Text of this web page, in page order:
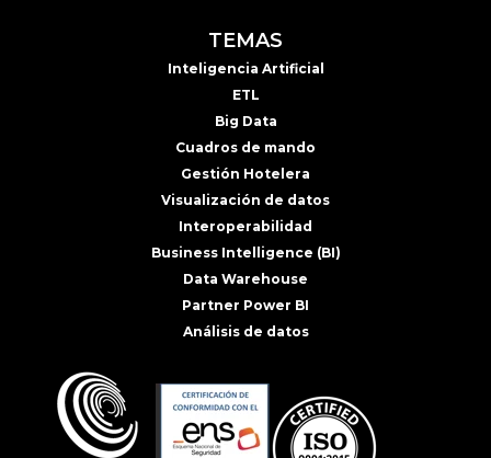
TEMAS
Inteligencia Artificial
ETL
Big Data
Cuadros de mando
Gestión Hotelera
Visualización de datos
Interoperabilidad
Business Intelligence (BI)
Data Warehouse
Partner Power BI
Análisis de datos